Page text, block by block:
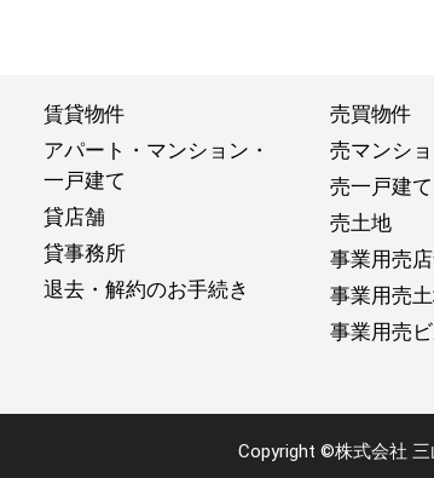
賃貸物件
アパート・マンション・
一戸建て
貸店舗
貸事務所
退去・解約のお手続き
売買物件
売マンシ
売一戸建て
売土地
事業用売
事業用売
事業用売
Copyright ©株式会社 三